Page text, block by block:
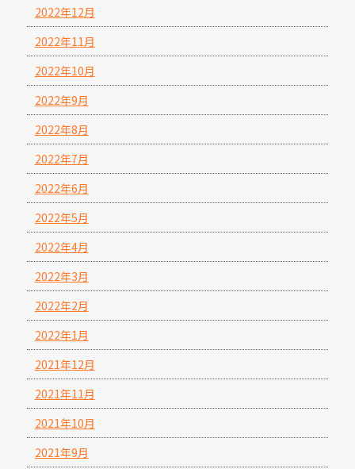
2022年12月
2022年11月
2022年10月
2022年9月
2022年8月
2022年7月
2022年6月
2022年5月
2022年4月
2022年3月
2022年2月
2022年1月
2021年12月
2021年11月
2021年10月
2021年9月